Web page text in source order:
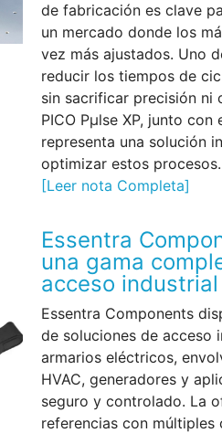
de fabricación es clave
un mercado donde los
vez más ajustados. Uno
reducir los tiempos de
sin sacrificar precisión ni
PICO Pµlse XP, junto
representa una solución
optimizar estos procesos.
[Leer nota Completa]
Essentra
una gama
acceso industrial
Essentra Components
de soluciones de acceso
armarios eléctricos,
HVAC, generadores y
seguro y controlado. La
referencias con